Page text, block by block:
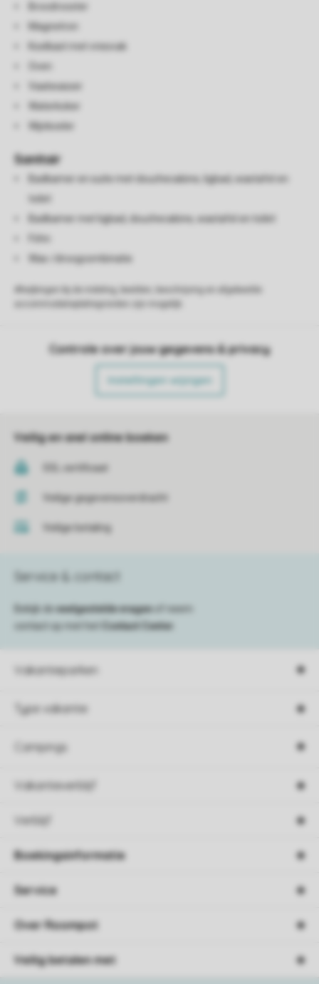
Broodrooster
Magnetron
Koelkast met vriesvak
Oven
Vaatwasser
Waterkoker
Wijnkoeler
Sanitair
Badkamer en suite met douchecabine, ligbad, wastafel en
toilet
Badkamer met ligbad, douchecabine, wastafel en toilet
Was-/droogcombinatie
Controle over jouw gegevens & privacy
Instellingen wijzigen
Veilig en snel online boeken
SSL certificaat
Veilige gegevensoverdracht
Veilige betaling
Vakantieparken
Type vakantie
Campings
Vakantieverblijf
Verblijf
Service & contact
Bekijk de veelgestelde vragen
of neem
contact op met het
Contact Center
Boekingsinformatie
Service
Over Roompot
Veilig betalen met